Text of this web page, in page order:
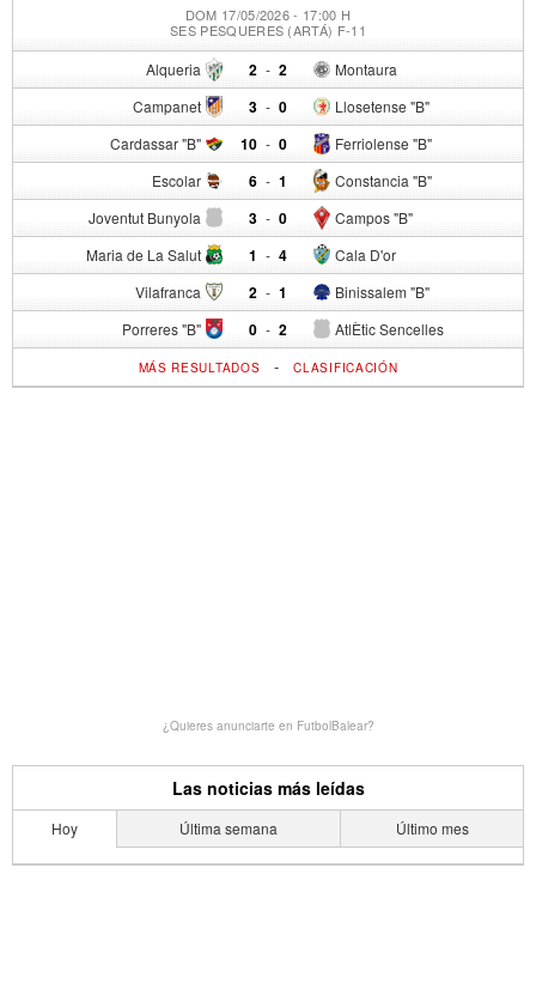
DOM 17/05/2026 - 17:00 H
SES PESQUERES (ARTÁ) F-11
Alqueria 2 - Montaura
2
Campanet 3 - Llosetense "B"
0
Cardassar "B" 10 - Ferriolense "B"
0
Escolar 6 - Constancia "B"
1
Joventut Bunyola 3 - Campos "B"
0
Maria de La Salut 1 - Cala D'or
4
Vilafranca 2 - Binissalem "B"
1
Porreres "B" 0 - AtlÈtic Sencelles
2
MÁS RESULTADOS -CLASIFICACIÓN
¿Quieres anunciarte en FutbolBalear?
Las noticias más leídas
Hoy Última semana Último mes